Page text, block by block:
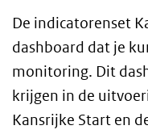
De indicatorenset
dashboard dat je
monitoring. Dit
krijgen in de
Kansrijke Start en